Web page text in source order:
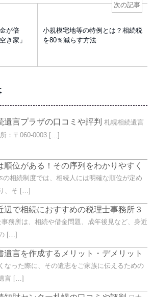
が倍
き家」
次の記事
小規模宅地等の特例とは？相続税
を80％減らす方法
遺言プラザの口コミや評判 札幌相続遺言
：〒060-0003 […]
順位がある！その序列をわかりやすく
の相続制度では、相続人には明確な順位が定め
、そ […]
辺で相続におすすめの税理士事務所３
事務所は、相続や借金問題、成年後見など、身近
[…]
遺言を作成するメリット・デメリット
なった際に、その遺志をご家族に伝えるための
言 […]